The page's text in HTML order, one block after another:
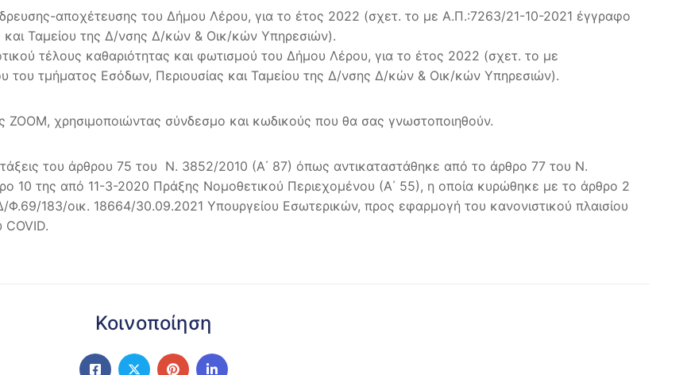
αποχέτευσης του Δήμου Λέρου, για το έτος 2022 (σχετ. το με Α.Π.:7263/21-10-2021 έγγραφο
Ταμείου της Δ/νσης Δ/κών & Οικ/κών Υπηρεσιών).
τέλους καθαριότητας και φωτισμού του Δήμου Λέρου, για το έτος 2022 (σχετ. το με
τμήματος Εσόδων, Περιουσίας και Ταμείου της Δ/νσης Δ/κών & Οικ/κών Υπηρεσιών).
χρησιμοποιώντας σύνδεσμο και κωδικούς που θα σας γνωστοποιηθούν.
του άρθρου 75 του Ν. 3852/2010 (Α΄ 87) όπως αντικαταστάθηκε από το άρθρο 77 του Ν.
10 της από 11-3-2020 Πράξης Νομοθετικού Περιεχομένου (Α΄ 55), η οποία κυρώθηκε με το άρθρο 2
183/οικ. 18664/30.09.2021 Υπουργείου Εσωτερικών, προς εφαρμογή του κανονιστικού πλαισίου
Κοινοποίηση